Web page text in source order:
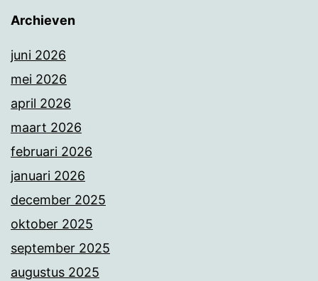
Archieven
juni 2026
mei 2026
april 2026
maart 2026
februari 2026
januari 2026
december 2025
oktober 2025
september 2025
augustus 2025